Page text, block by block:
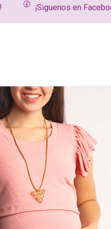
¡Siguenos en
y de lactancia